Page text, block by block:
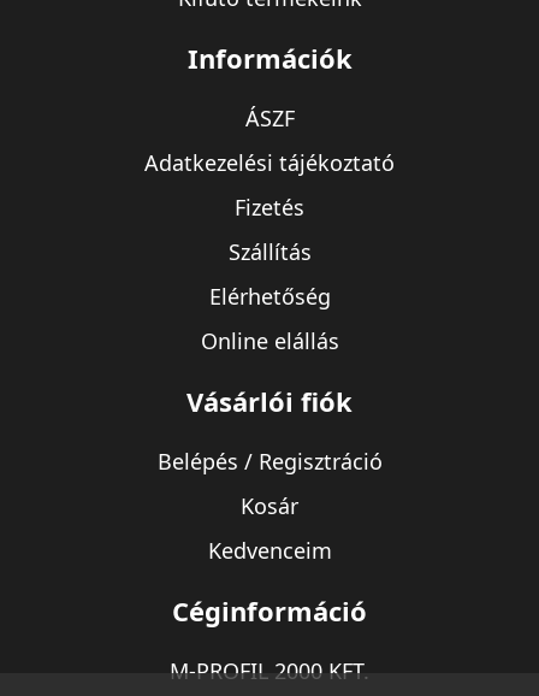
Információk
ÁSZF
Adatkezelési tájékoztató
Fizetés
Szállítás
Elérhetőség
Online elállás
Vásárlói fiók
Belépés / Regisztráció
Kosár
Kedvenceim
Céginformáció
M-PROFIL 2000 KFT.